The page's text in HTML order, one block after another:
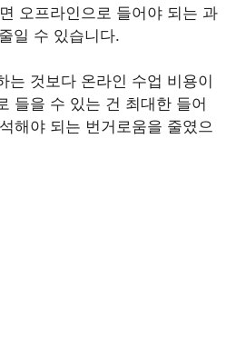
오프라인으로 들어야 되는 과
일 수 있습니다.
는 것보다 온라인 수업 비용이
들을 수 있는 건 최대한 들어
해야 되는 번거로움을 줄였으